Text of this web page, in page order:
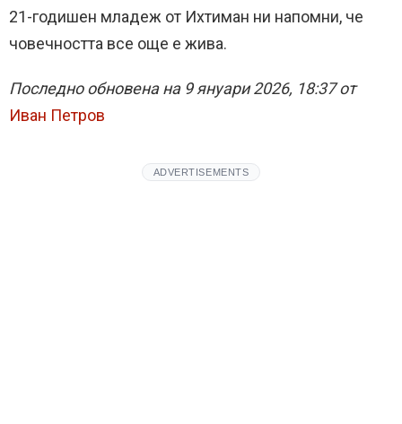
21-годишен младеж от Ихтиман ни напомни, че
човечността все още е жива.
Последно обновена на 9 януари 2026, 18:37 от
Иван Петров
ADVERTISEMENTS